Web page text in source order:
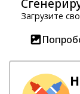
Загрузите